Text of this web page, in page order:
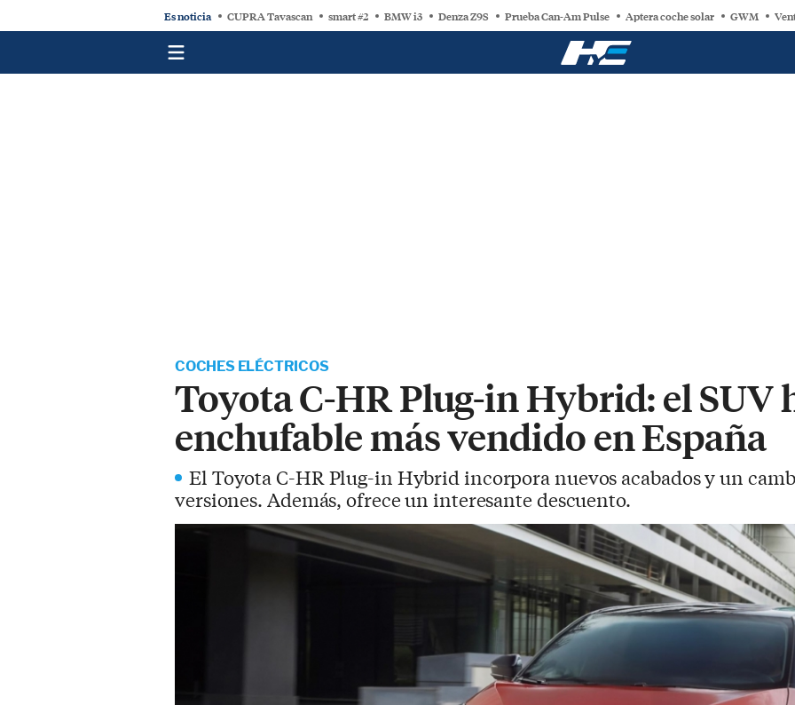
Es noticia CUPRA Tavascan smart #2 BMW i3 Denza Z9S Prueba Can-Am Pulse Aptera coche solar GWM
COCHES ELÉCTRICOS
Toyota C-HR Plug-in Hybrid: el SUV
enchufable más vendido en España
El Toyota C-HR Plug-in Hybrid incorpora nuevos acabados y un
versiones. Además, ofrece un interesante descuento.